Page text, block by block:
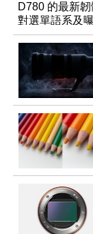
D780 的最新
對選單語系及
行修復